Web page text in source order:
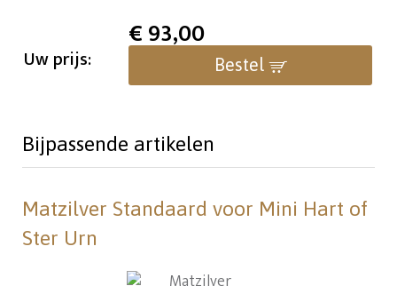
Uw prijs:
€93,00
Bestel
Bijpassende artikelen
Matzilver Standaard voor Mini Hart of
Ster Urn